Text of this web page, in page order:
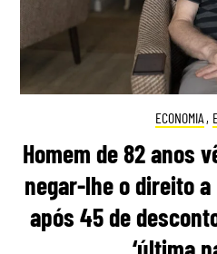
ECONOMIA ,
Homem de 82 anos
negar-lhe o direito
após 45 de